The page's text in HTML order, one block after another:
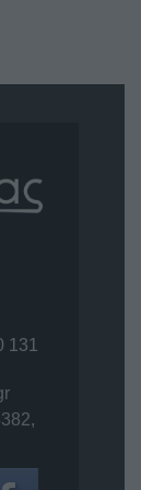
131
,